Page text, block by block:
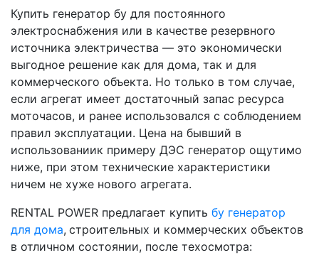
Купить генератор бу для постоянного
электроснабжения или в качестве резервного
источника электричества — это экономически
выгодное решение как для дома, так и для
коммерческого объекта. Но только в том случае,
если агрегат имеет достаточный запас ресурса
моточасов, и ранее использовался с соблюдением
правил эксплуатации. Цена на бывший в
использованиик примеру ДЭС генератор ощутимо
ниже, при этом технические характеристики
ничем не хуже нового агрегата.
RENTAL POWER предлагает купить бу генератор
для дома, строительных и коммерческих объектов
в отличном состоянии, после техосмотра: